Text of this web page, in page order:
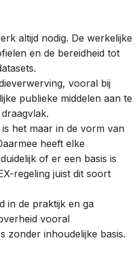
altijd nodig. De werkelijke
en de bereidheid tot
vooral bij
publieke middelen aan te
het maar in de vorm van
heeft elke
of er een basis is
regeling juist dit soort
in de praktijk en ga
vooral
zonder inhoudelijke basis.